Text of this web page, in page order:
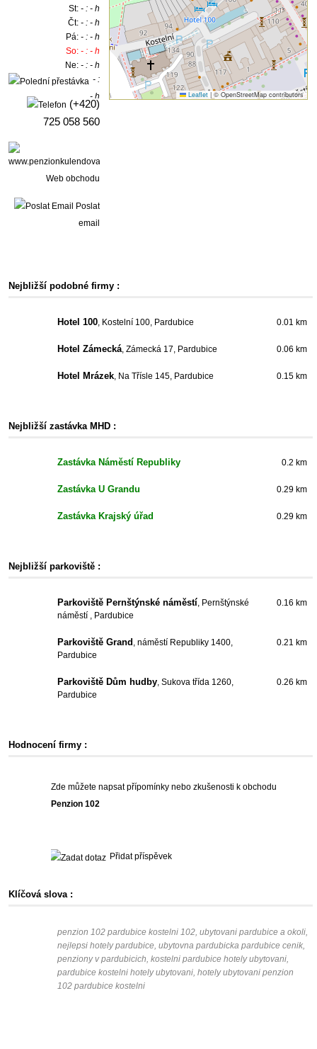
St:- : - h
Čt:- : - h
Pá:- : - h
So:- : - h
Ne:- : - h
- :
- h
(+420)
725 058 560
Web obchodu
Poslat
email
Leaflet |© OpenStreetMap contributors
Nejbližší podobné firmy :
Hotel 100, Kostelní 100, Pardubice 0.01 km
Hotel Zámecká, Zámecká 17, Pardubice 0.06 km
Hotel Mrázek, Na Třísle 145, Pardubice 0.15 km
Nejbližší zastávka MHD :
Zastávka Náměstí Republiky 0.2 km
Zastávka U Grandu 0.29 km
Zastávka Krajský úřad 0.29 km
Nejbližší parkoviště :
Parkoviště Pernštýnské náměstí, Pernštýnské
náměstí , Pardubice
0.16 km
Parkoviště Grand , náměstí Republiky 1400,
Pardubice
0.21 km
Parkoviště Dům hudby, Sukova třída 1260,
Pardubice
0.26 km
Hodnocení firmy :
Zde můžete napsat přípomínky nebo zkušenosti k obchodu
Penzion 102
Přidat příspěvek
Klíčová slova :
penzion 102 pardubice kostelni 102, ubytovani pardubice a okoli,
nejlepsi hotely pardubice, ubytovna pardubicka pardubice cenik,
penziony v pardubicich, kostelni pardubice hotely ubytovani,
pardubice kostelni hotely ubytovani, hotely ubytovani penzion
102 pardubice kostelni